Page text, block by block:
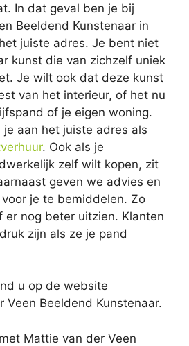
In dat geval ben je bij
Beeldend Kunstenaar in
juiste adres. Je bent niet
kunst die van zichzelf uniek
Je wilt ook dat deze kunst
van het interieur, of het nu
of je eigen woning.
aan het juiste adres als
. Ook als je
zelf wilt kopen, zit
geven we advies en
je te bemiddelen. Zo
er nog beter uitzien. Klanten
zijn als ze je pand
u op de website
Veen Beeldend Kunstenaar.
Mattie van der Veen